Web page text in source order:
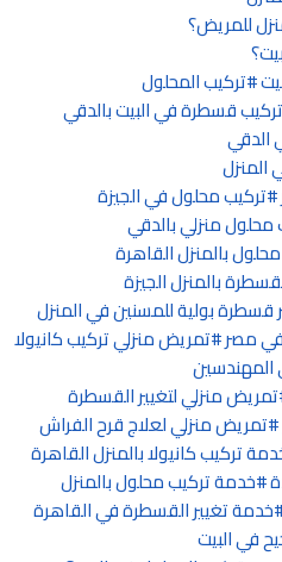
للمريض؟
تركيب المحلول
تركيب قسطرة في البيت بالدقي
الدقي
المنزل
تركيب محلول في الجيزة
محلول منزلي بالدقي
بالمنزل القاهرة
بالمنزل الجيزة
قسطرة بولية للمسنين في المنزل
في مصر تمريض منزلي تركيب كانيولا
المهندسين
تمريض منزلي لتغيير القسطرة
تمريض منزلي لعلاج قرح الفراش
تركيب كانيولا بالمنزل القاهرة
خدمة تركيب محلول بالمنزل
خدمة تغيير القسطرة في القاهرة
في البيت